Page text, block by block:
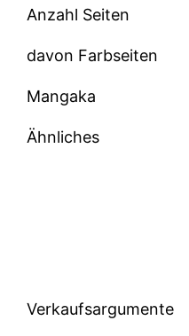
Anzahl Seiten
davon Farbseiten
Mangaka
Ähnliches
Verkaufsargumente